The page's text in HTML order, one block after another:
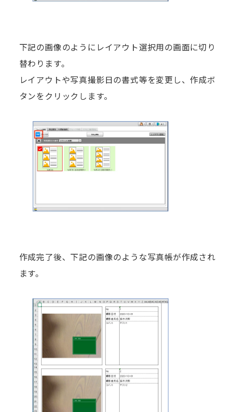
下記の画像のようにレイアウト選択用の画面に切り
替わります。
レイアウトや写真撮影日の書式等を変更し、作成ボ
タンをクリックします。
作成完了後、下記の画像のような写真帳が作成され
ます。